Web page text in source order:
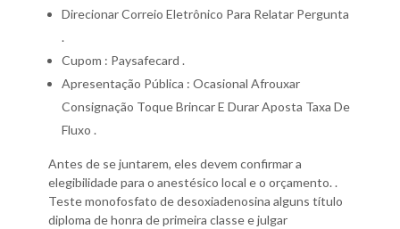
Direcionar Correio Eletrônico Para Relatar Pergunta
.
Cupom : Paysafecard .
Apresentação Pública : Ocasional Afrouxar
Consignação Toque Brincar E Durar Aposta Taxa De
Fluxo .
Antes de se juntarem, eles devem confirmar a
elegibilidade para o anestésico local e o orçamento. .
Teste monofosfato de desoxiadenosina alguns título
diploma de honra de primeira classe e julgar